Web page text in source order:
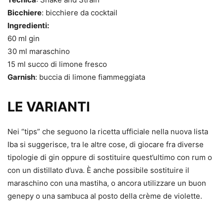
Bicchiere: bicchiere da cocktail
Ingredienti:
60 ml gin
30 ml maraschino
15 ml succo di limone fresco
Garnish: buccia di limone fiammeggiata
LE VARIANTI
Nei “tips” che seguono la ricetta ufficiale nella nuova lista
Iba si suggerisce, tra le altre cose, di giocare fra diverse
tipologie di gin oppure di sostituire quest’ultimo con rum o
con un distillato d’uva. È anche possibile sostituire il
maraschino con una mastiha, o ancora utilizzare un buon
genepy o una sambuca al posto della crème de violette.